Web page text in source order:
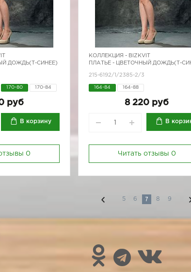
ДОЖДЬ(Т-СИНЕЕ)
170-80 170-84
руб
В корзину
0
КОЛЛЕКЦИЯ - BIZKVIT
ПЛАТЬЕ - ЦВЕТОЧНЫЙ ДОЖДЬ(Т-
215-6192/1/2385-2/3
164-84 164-88
8 220 руб
В
Читать отзывы 0
5 6 7 8 9